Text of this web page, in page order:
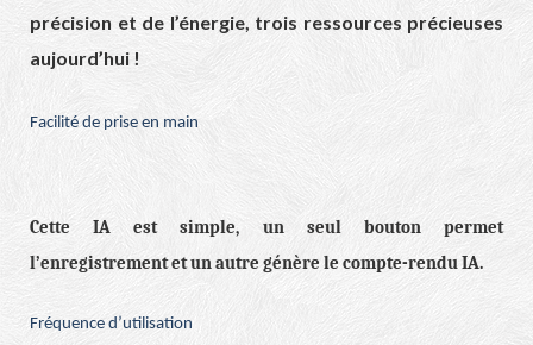
précision et de l’énergie, trois ressources précieuses
aujourd’hui !
Facilité de prise en main
Cette IA est simple, un seul bouton permet
l’enregistrement et un autre génère le compte-rendu IA.
Fréquence d’utilisation